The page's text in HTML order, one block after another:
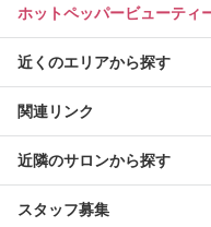
ホットペッパービューテ
近くのエリアから探す
関連リンク
近隣のサロンから探す
スタッフ募集